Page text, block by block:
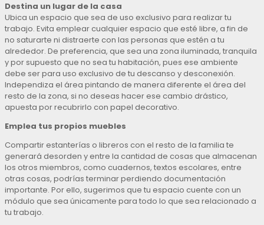
Destina un lugar de la casa
Ubica un espacio que sea de uso exclusivo para realizar tu
trabajo. Evita emplear cualquier espacio que esté libre, a fin de
no saturarte ni distraerte con las personas que estén a tu
alrededor. De preferencia, que sea una zona iluminada, tranquila
y por supuesto que no sea tu habitación, pues ese ambiente
debe ser para uso exclusivo de tu descanso y desconexión.
Independiza el área pintando de manera diferente el área del
resto de la zona, si no deseas hacer ese cambio drástico,
apuesta por recubrirlo con papel decorativo.
Emplea tus propios muebles
Compartir estanterías o libreros con el resto de la familia te
generará desorden y entre la cantidad de cosas que almacenan
los otros miembros, como cuadernos, textos escolares, entre
otras cosas, podrías terminar perdiendo documentación
importante. Por ello, sugerimos que tu espacio cuente con un
módulo que sea únicamente para todo lo que sea relacionado a
tu trabajo.